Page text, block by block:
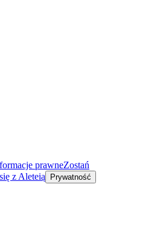
prawneZostań
z Aleteią Prywatność